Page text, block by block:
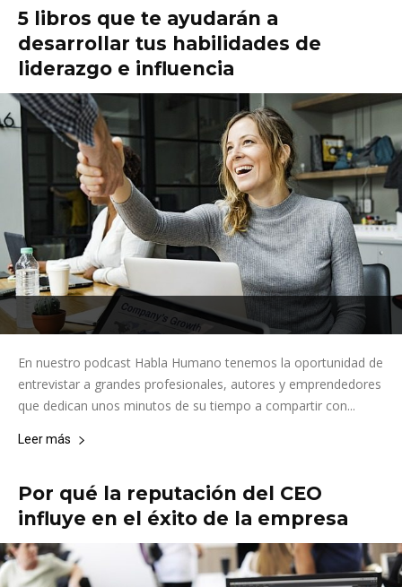
5 libros que te ayudarán a
desarrollar tus habilidades de
liderazgo e influencia
En nuestro podcast Habla Humano tenemos la oportunidad de
entrevistar a grandes profesionales, autores y emprendedores
que dedican unos minutos de su tiempo a compartir con...
Leer más
Por qué la reputación del CEO
influye en el éxito de la empresa